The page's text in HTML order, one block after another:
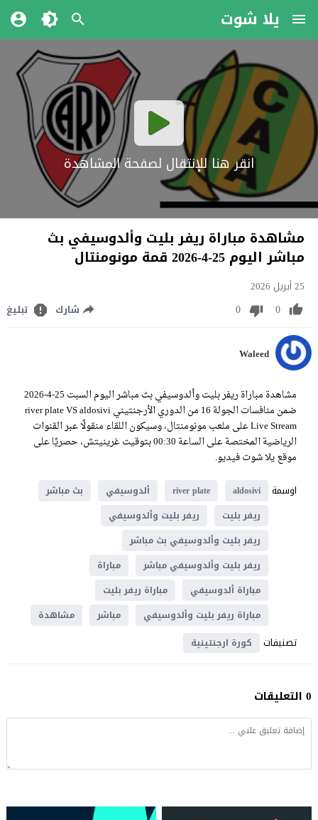
يلا شوت
انقر هنا للإنتقال لصفحة المشاهدة
مشاهدة مباراة ريفر بليت وألدوسيفي بث
مباشر اليوم 25-4-2026 قمة مونومنتال
25 أبريل 2026
0
0 شارك تبليغ
Waleed
مشاهدة مباراة ريفر بليت وألدوسيفي بث مباشر اليوم السبت 25-4-2026
ضمن منافسات الجولة 16 من الدوري الأرجنتيني river plate VS aldosivi
Live Stream على ملعب مونومنتال، وسيكون اللقاء منقولًا عبر القنوات
الرياضية المختصة على الساعة 00:30 بتوقيت غرينيتش، حصريًا على
موقع يلا شوت فيديو.
اوسمة
aldosivi
river plate ألدوسيفي
بث مباشر
ريفر بليت
ريفر بليت وألدوسيفي
ريفر بليت وألدوسيفي بث مباشر
ريفر بليت وألدوسيفي مباشر
مباراة
مباراة ألدوسيفي
مباراة ريفر بليت
مباراة ريفر بليت وألدوسيفي
مباشر مشاهدة
تصنيفات كورة ارجنتينية
0 التعليقات